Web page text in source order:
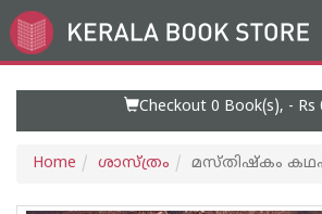
Go
to
Checkout 0 Book(s), - Rs
Home ശാസ്ത്രം മസ്തിഷ്കം